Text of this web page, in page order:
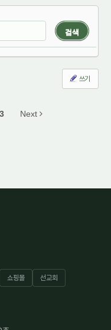
검색
쓰기
3 Next
쇼핑몰 선교회